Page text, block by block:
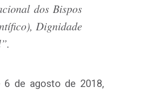
dos Bispos
Dignidade
.
6 de agosto de 2018,